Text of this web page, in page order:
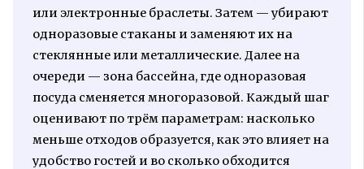
или электронные браслеты. Затем — убирают
одноразовые стаканы и заменяют их на
стеклянные или металлические. Далее на
очереди — зона бассейна, где одноразовая
посуда сменяется многоразовой. Каждый шаг
оценивают по трём параметрам: насколько
меньше отходов образуется, как это влияет на
удобство гостей и во сколько обходится